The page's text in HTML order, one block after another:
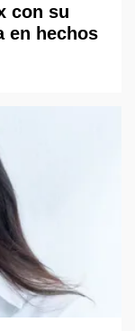
con su
en hechos